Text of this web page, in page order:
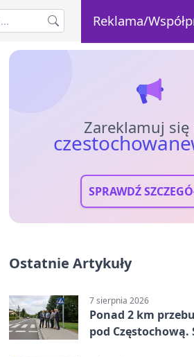
Reklama/
Zareklamuj się
SPRAWDŹ
Ostatnie Artykuły
7 sierpnia 2026
Ponad 2 km
pod Częstochową.